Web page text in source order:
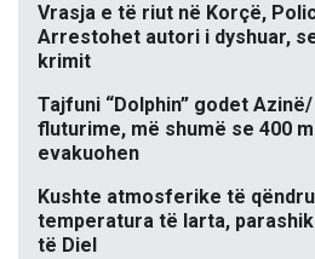
Vrasja e të riut në Korçë,
Arrestohet autori i dyshuar,
krimit
Tajfuni “Dolphin” godet
fluturime, më shumë se 400
evakuohen
Kushte atmosferike të
temperatura të larta,
të Diel